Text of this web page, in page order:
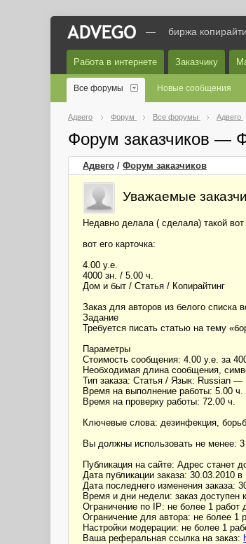
— биржа
Работа в интернете Заказчику
Все форумы Новые сообщения
Адвего Форум Все форумы Адвего
Форум заказчиков —
Адвего / Форум заказчиков
Уважаемые
Недавно делала ( сделала) такой вот
вот его карточка:
4.00 у.е.
4000 зн. / 5.00 ч.
Дом и быт / Статья / Копирайтинг
Заказ для авторов из белого списка
Задание
Требуется писать статью на тему
Параметры
Стоимость сообщения: 4.00 у.е. за
Необходимая длина сообщения,
Тип заказа: Статья / Язык: Russian —
Время на выполнение работы: 5.00 ч.
Время на проверку работы: 72.00 ч.
Ключевые слова: дезинфекция,
Вы должны использовать не менее:
Публикация на сайте: Адрес станет
Дата публикации заказа: 30.03.2010 в
Дата последнего изменения заказа:
Время и дни недели: заказ
Ограничение по IP: не более 1 работ
Ограничение для автора: не более 1
Настройки модерации: не более 1
Ваша реферальная ссылка на заказ: